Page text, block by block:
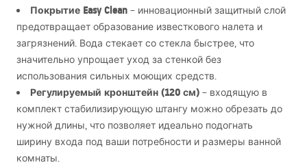
Покрытие Easy Clean – инновационный защитный слой
предотвращает образование известкового налета и
загрязнений. Вода стекает со стекла быстрее, что
значительно упрощает уход за стенкой без
использования сильных моющих средств.
Регулируемый кронштейн (120 см) – входящую в
комплект стабилизирующую штангу можно обрезать до
нужной длины, что позволяет идеально подогнать
ширину входа под ваши потребности и размеры ванной
комнаты.